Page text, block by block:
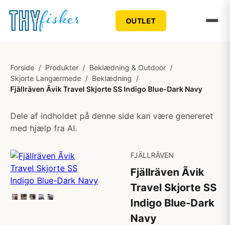
OUTLET
Forside / Produkter / Beklædning & Outdoor /
Skjorte Langærmede / Beklædning /
Fjällräven Ãvik Travel Skjorte SS Indigo Blue-Dark Navy
Dele af indholdet på denne side kan være genereret
med hjælp fra AI.
FJÄLLRÄVEN
Fjällräven Ãvik
Travel Skjorte SS
Indigo Blue-Dark
Navy